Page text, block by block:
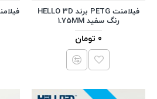
فیلامنت PETG برند HELLO 3D
رنگ سفید 1.75MM
0 تومان